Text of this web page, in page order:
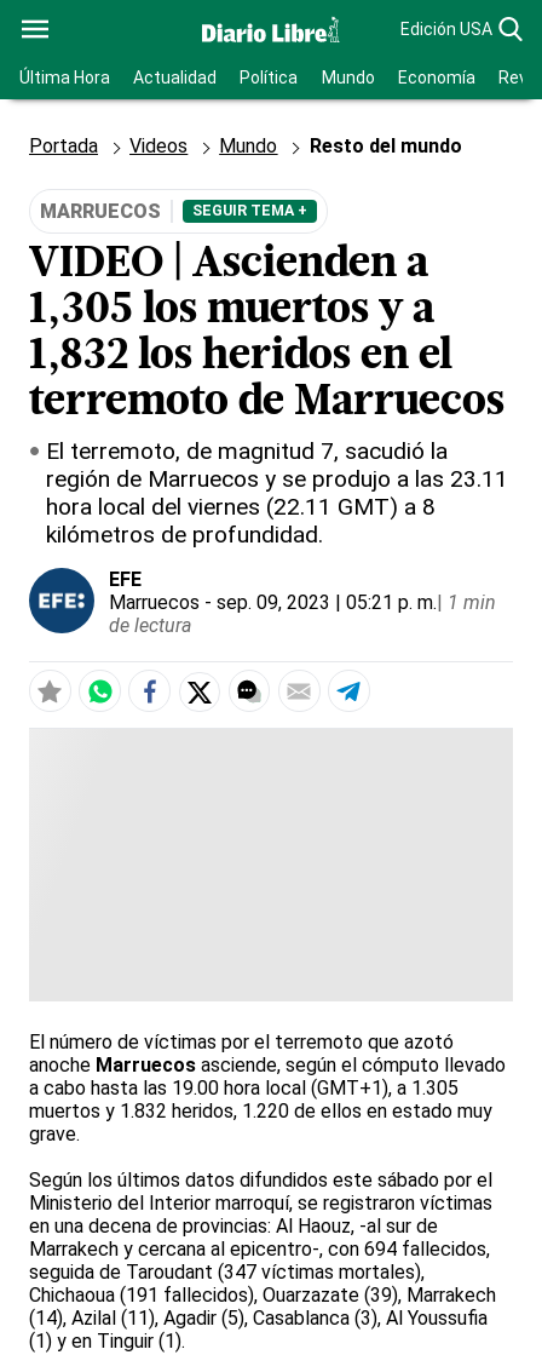
Edición USA
Última Hora Actualidad Política Mundo Economía
Portada Videos Mundo Resto del mundo
MARRUECOS SEGUIR TEMA +
VIDEO | Ascienden a
1,305 los muertos y a
1,832 los heridos en el
terremoto de Marruecos
El terremoto, de magnitud 7, sacudió la
región de Marruecos y se produjo a las 23.11
hora local del viernes (22.11 GMT) a 8
kilómetros de profundidad.
EFE
Marruecos - sep. 09, 2023 | 05:21 p. m.| 1 min
de lectura
El número de víctimas por el terremoto que azotó
anoche Marruecos asciende, según el cómputo llevado
a cabo hasta las 19.00 hora local (GMT+1), a 1.305
muertos y 1.832 heridos, 1.220 de ellos en estado muy
grave.
Según los últimos datos difundidos este sábado por el
Ministerio del Interior marroquí, se registraron víctimas
en una decena de provincias: Al Haouz, -al sur de
Marrakech y cercana al epicentro-, con 694 fallecidos,
seguida de Taroudant (347 víctimas mortales),
Chichaoua (191 fallecidos), Ouarzazate (39), Marrakech
(14), Azilal (11), Agadir (5), Casablanca (3), Al Youssufia
(1) y en Tinguir (1).